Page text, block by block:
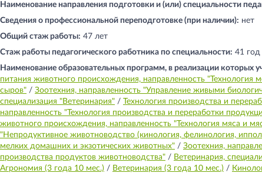
Наименование направления подготовки и (или) специальности
Сведения о профессиональной переподготовке (при наличии): нет
Общий стаж работы: 47 лет
Стаж работы педагогического работника по специальности: 41 год
Наименование образовательных программ, в реализации которых
питания животного происхождения, направленность "Технология
сыров" / Зоотехния, направленность "Управление живыми
специализация "Ветеринария" / Технология производства и
направленность "Технология производства и переработки
животного происхождения, направленность "Технология мяса и
"Непродуктивное животноводство (кинология, фелинология,
мелких домашних и экзотических животных" / Зоотехния,
производства продуктов животноводства" / Ветеринария,
Агрономия (3 года 10 мес.) / Ветеринария (3 года 10 мес.) /